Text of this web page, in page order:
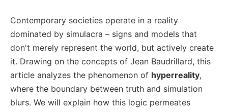
Contemporary societies operate in a reality
dominated by simulacra – signs and models that
don't merely represent the world, but actively create
it. Drawing on the concepts of Jean Baudrillard, this
article analyzes the phenomenon of hyperreality,
where the boundary between truth and simulation
blurs. We will explain how this logic permeates